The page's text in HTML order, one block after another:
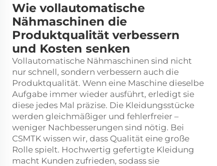
Wie vollautomatische
Nähmaschinen die
Produktqualität verbessern
und Kosten senken
Vollautomatische Nähmaschinen sind nicht
nur schnell, sondern verbessern auch die
Produktqualität. Wenn eine Maschine dieselbe
Aufgabe immer wieder ausführt, erledigt sie
diese jedes Mal präzise. Die Kleidungsstücke
werden gleichmäßiger und fehlerfreier –
weniger Nachbesserungen sind nötig. Bei
CSMTK wissen wir, dass Qualität eine große
Rolle spielt. Hochwertig gefertigte Kleidung
macht Kunden zufrieden, sodass sie